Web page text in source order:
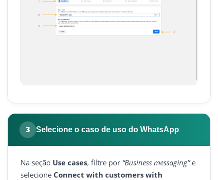
3 Selecione o caso de uso do WhatsApp
Na seção Use cases, filtre por “Business messaging”e
selecione Connect with customers with